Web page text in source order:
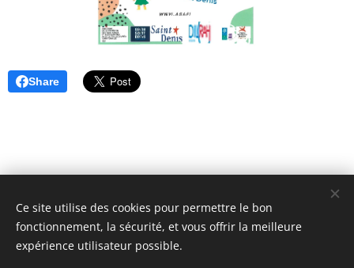
Share
© 2018 ASAFI : 12 Place du Caquet, 93200 Saint-Denis. Tous
Ce site utilise des cookies pour permettre le bon
fonctionnement, la sécurité, et vous offrir la meilleure
expérience utilisateur possible.